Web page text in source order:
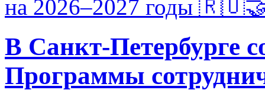
В Санкт-Петербурге
Программы